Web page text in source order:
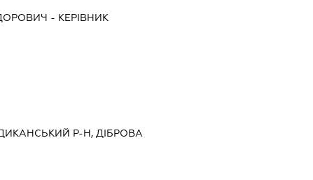
- КЕРІВНИК
Р-Н, ДІБРОВА